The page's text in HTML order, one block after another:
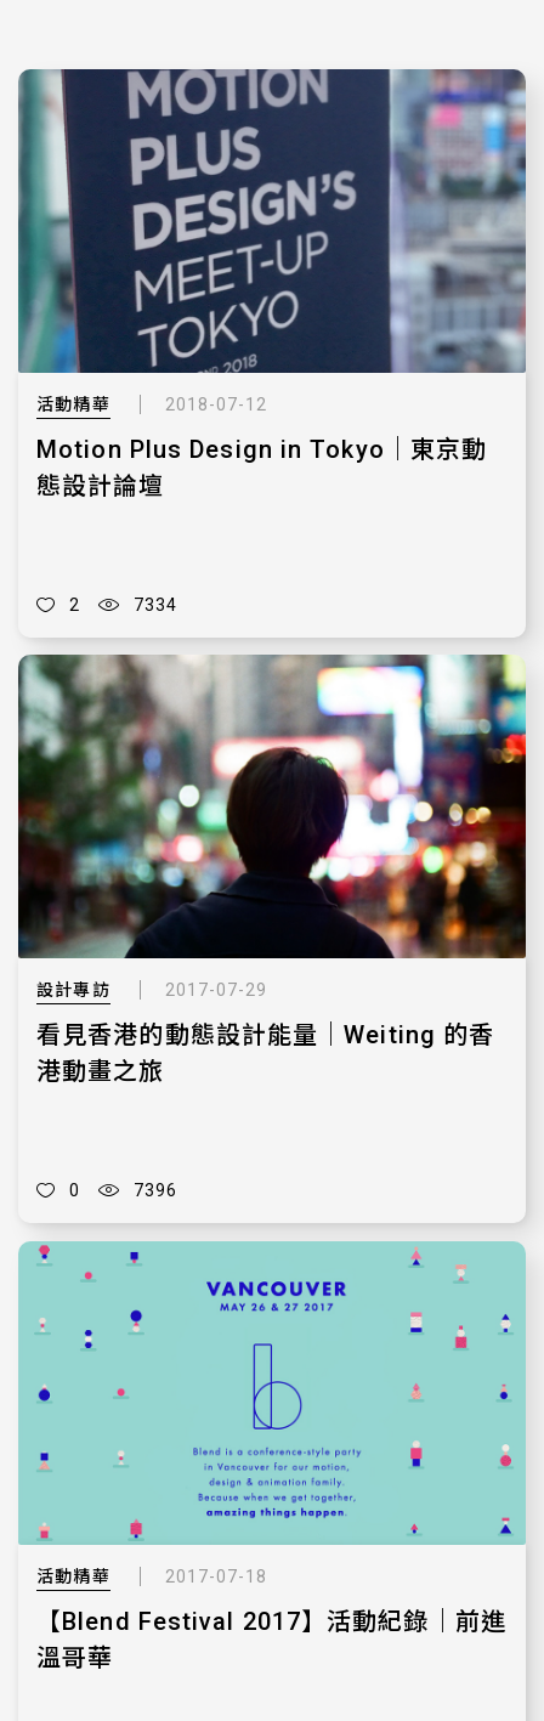
活動精華 2018-07-12
Motion Plus Design in Tokyo｜東京動
態設計論壇
2 7334
設計專訪 2017-07-29
看見香港的動態設計能量｜Weiting 的香
港動畫之旅
0 7396
活動精華 2017-07-18
【Blend Festival 2017】活動紀錄｜前進
溫哥華